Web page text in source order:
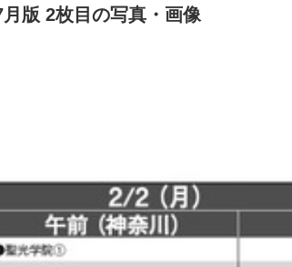
版 2枚目の写真・画像